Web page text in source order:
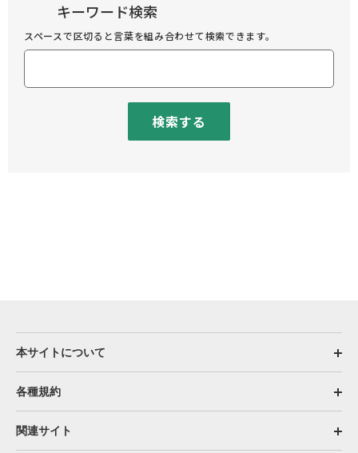
キーワード検索
スペースで区切ると言葉を組み合わせて検索できます。
検索する
本サイトについて
各種規約
関連サイト